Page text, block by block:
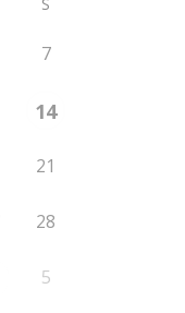
7
14
21
28
5